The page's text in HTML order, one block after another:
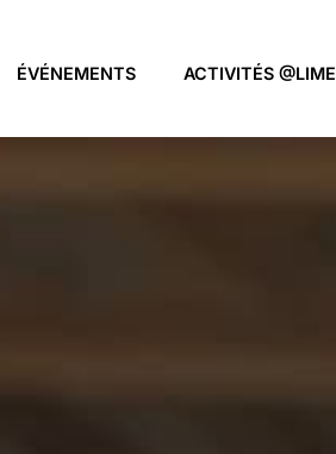
ÉVÉNEMENTS ACTIVITÉS @LIME